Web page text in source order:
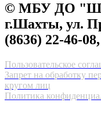
© МБУ ДО
г.Шахты, ул.
(8636) 22-46-
Пользовательское
Запрет на обработку
кругом лиц
Политика